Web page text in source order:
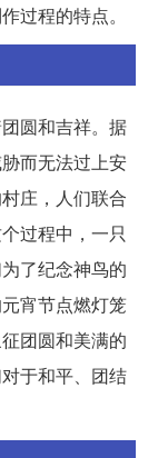
过程的特点。
圆和吉祥。据
而无法过上安
庄，人们联合
过程中，一只
了纪念神鸟的
宵节点燃灯笼
团圆和美满的
于和平、团结